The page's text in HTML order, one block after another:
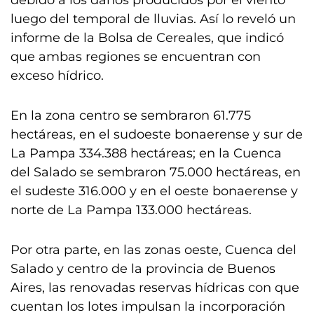
luego del temporal de lluvias. Así lo reveló un
informe de la Bolsa de Cereales, que indicó
que ambas regiones se encuentran con
exceso hídrico.
En la zona centro se sembraron 61.775
hectáreas, en el sudoeste bonaerense y sur de
La Pampa 334.388 hectáreas; en la Cuenca
del Salado se sembraron 75.000 hectáreas, en
el sudeste 316.000 y en el oeste bonaerense y
norte de La Pampa 133.000 hectáreas.
Por otra parte, en las zonas oeste, Cuenca del
Salado y centro de la provincia de Buenos
Aires, las renovadas reservas hídricas con que
cuentan los lotes impulsan la incorporación